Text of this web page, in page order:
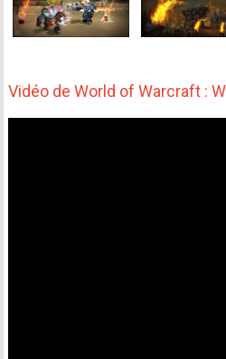
Vidéo de World of Warcraft :